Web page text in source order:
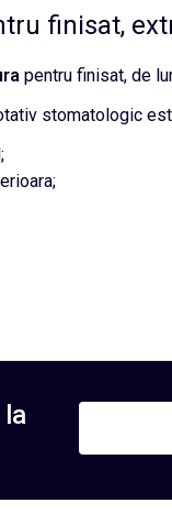
finisat,
pentru finisat, de
stomatologic
la